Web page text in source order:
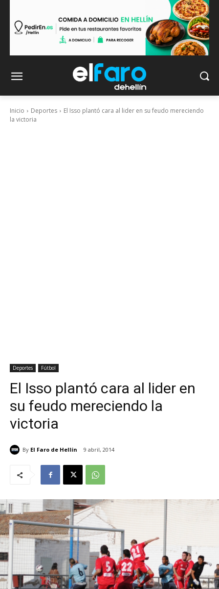
Inicio Deportes
El Isso plantó cara al lider en su feudo mereciendo
la victoria
Deportes Fútbol
El Isso plantó cara al lider en
su feudo mereciendo la
victoria
By El Faro de Hellín 9 abril, 2014